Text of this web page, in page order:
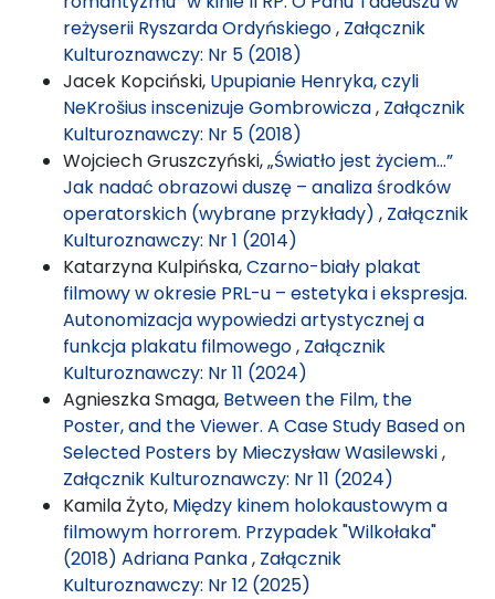
reżyserii Ryszarda Ordyńskiego, Załącznik
Kulturoznawczy: Nr 5 (2018)
Jacek Kopciński, Upupianie Henryka, czyli
NeKrošius inscenizuje Gombrowicza, Załącznik
Kulturoznawczy: Nr 5 (2018)
Wojciech Gruszczyński,„Światło jest życiem…”
Jak nadać obrazowi duszę – analiza środków
operatorskich (wybrane przykłady) , Załącznik
Kulturoznawczy: Nr 1 (2014)
Katarzyna Kulpińska,Czarno-biały plakat
filmowy w okresie PRL-u – estetyka i ekspresja.
Autonomizacja wypowiedzi artystycznej a
funkcja plakatu filmowego, Załącznik
Kulturoznawczy: Nr 11 (2024)
Agnieszka Smaga, Between the Film, the
Poster, and the Viewer. A Case Study Based on
Selected Posters by Mieczysław Wasilewski,
Załącznik Kulturoznawczy: Nr 11 (2024)
Kamila Żyto, Między kinem holokaustowym a
filmowym horrorem. Przypadek "Wilkołaka"
(2018) Adriana Panka, Załącznik
Kulturoznawczy: Nr 12 (2025)